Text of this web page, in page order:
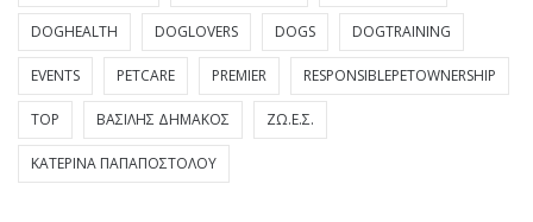
DOGHEALTH DOGLOVERS DOGS DOGTRAINING
EVENTS PETCARE PREMIER RESPONSIBLEPETOWNERSHIP
TOP ΒΑΣΊΛΗΣ ΔΗΜΆΚΟΣ ΖΩ.Ε.Σ.
ΚΑΤΕΡΊΝΑ ΠΑΠΑΠΟΣΤΌΛΟΥ